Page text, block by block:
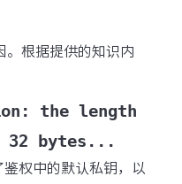
。根据提供的知识内
the length
32 bytes...
权中的默认私钥，以